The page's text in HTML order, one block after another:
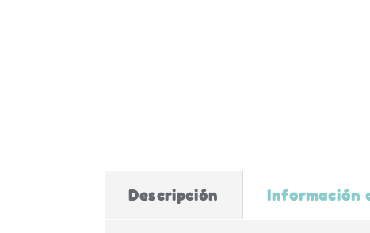
Descripción Información